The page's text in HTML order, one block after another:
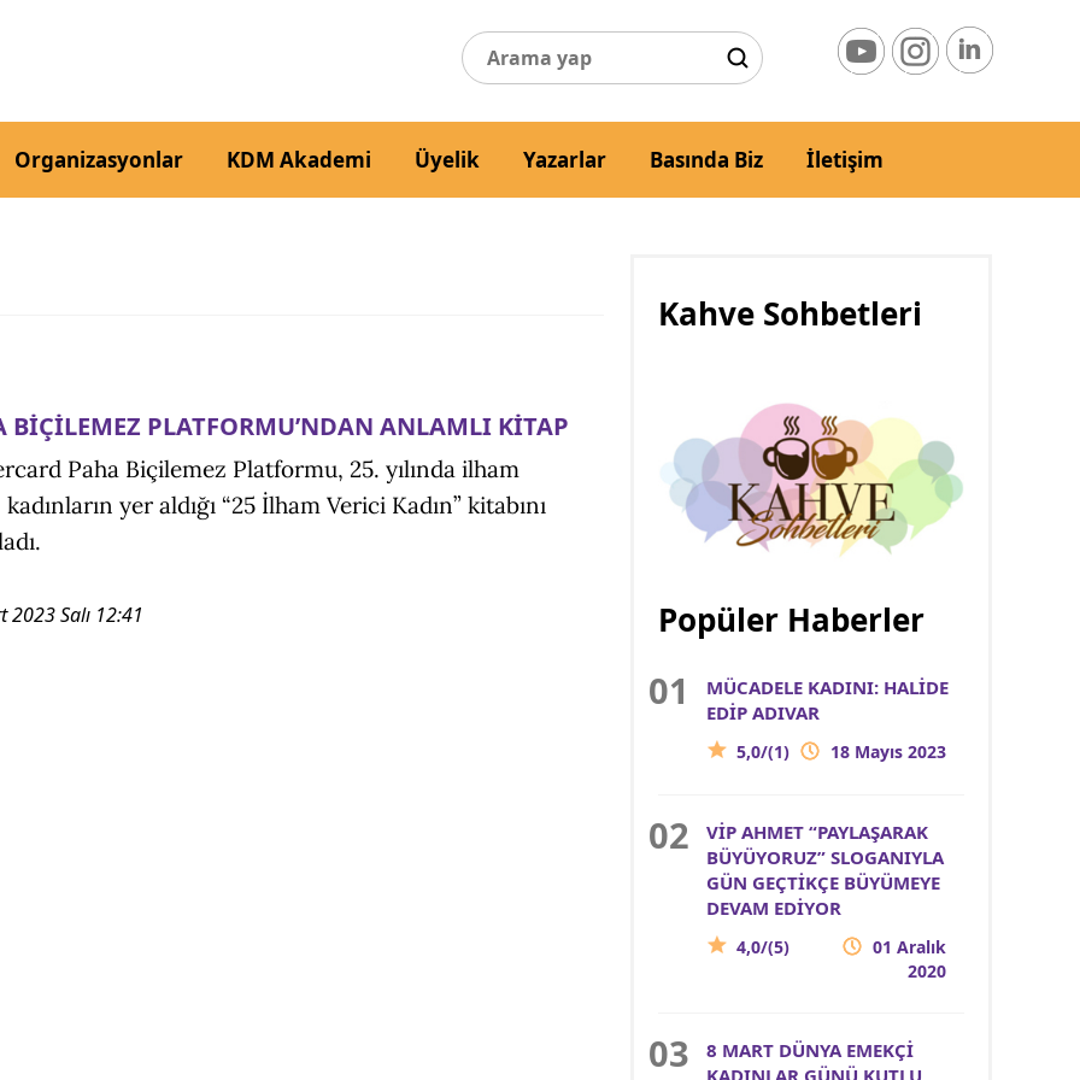
Organizasyonlar KDM Akademi Üyelik Yazarlar Basında Biz İletişim
BİÇİLEMEZ PLATFORMU’NDAN ANLAMLI KİTAP
Paha Biçilemez Platformu, 25. yılında ilham
yer aldığı “25 İlham Verici Kadın” kitabını
2023 Salı 12:41
Kahve Sohbetleri
Popüler Haberler
MÜCADELE KADINI: HALİDE
EDİP ADIVAR
5,0/(1) 18 Mayıs 2023
VİP AHMET “PAYLAŞARAK
BÜYÜYORUZ” SLOGANIYLA
GÜN GEÇTİKÇE BÜYÜMEYE
DEVAM EDİYOR
4,0/(5)
01 Aralık
2020
8 MART DÜNYA EMEKÇİ